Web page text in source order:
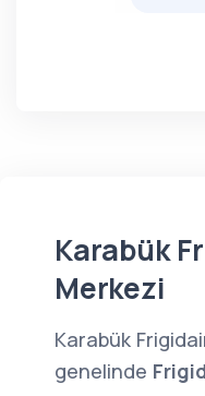
Karabük
Merkezi
Karabük
genelinde